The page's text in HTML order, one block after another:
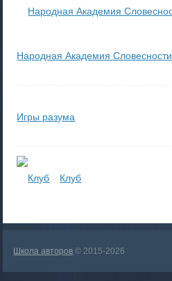
Народная Академия Словесности
Игры разума
Клуб
Школа авторов © 2015-2026